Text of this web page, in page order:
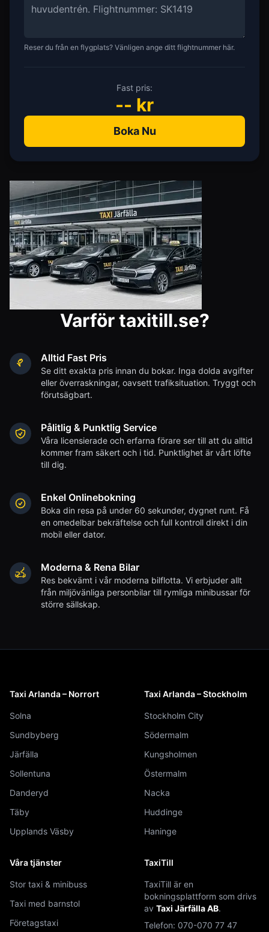
Reser du från en flygplats? Vänligen ange ditt flightnummer här.
Fast pris:
-- kr
Boka Nu
Varför taxitill.se?
Alltid Fast Pris
Se ditt exakta pris innan du bokar. Inga dolda avgifter
eller överraskningar, oavsett trafiksituation. Tryggt och
förutsägbart.
Pålitlig & Punktlig Service
Våra licensierade och erfarna förare ser till att du alltid
kommer fram säkert och i tid. Punktlighet är vårt löfte
till dig.
Enkel Onlinebokning
Boka din resa på under 60 sekunder, dygnet runt. Få
en omedelbar bekräftelse och full kontroll direkt i din
mobil eller dator.
Moderna & Rena Bilar
Res bekvämt i vår moderna bilflotta. Vi erbjuder allt
från miljövänliga personbilar till rymliga minibussar för
större sällskap.
Taxi Arlanda – Norrort
Solna
Sundbyberg
Järfälla
Sollentuna
Danderyd
Täby
Upplands Väsby
Taxi Arlanda – Stockholm
Stockholm City
Södermalm
Kungsholmen
Östermalm
Nacka
Huddinge
Haninge
Våra tjänster
Stor taxi & minibuss
Taxi med barnstol
Företagstaxi
TaxiTill
TaxiTill är en
bokningsplattform som drivs
av Taxi Järfälla AB.
Telefon: 070-070 77 47